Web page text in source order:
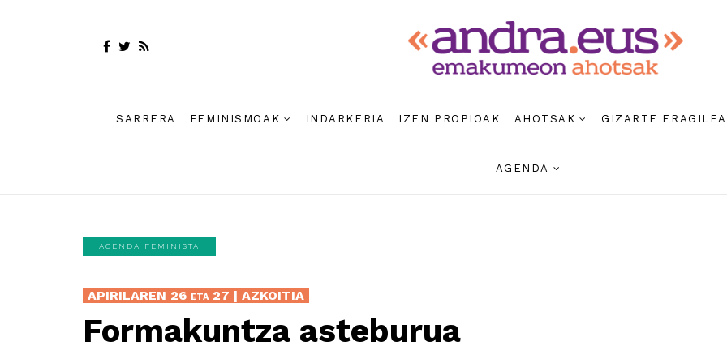
SARRERA FEMINISMOAK INDARKERIA IZEN PROPIOAK AHOTSAK GIZARTE
AGENDA
AGENDA FEMINISTA
APIRILAREN 26 eta 27 | AZKOITIA
Formakuntza asteburua